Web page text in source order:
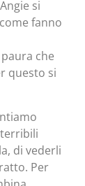
si
fanno
che
questo si
di vederli
Per